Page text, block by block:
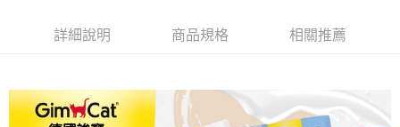
３．收到繳費通知簡訊後14天內，點擊此簡訊中的連結，可透過四大超商／
後付繳納相關費用。
※ 交易是否成功請以「AFTEE先享後付 」之結帳頁面顯示為準，若有關於
每筆NT$60，滿NT$999(含以上)免運費
付款後萊爾富取貨_限重10KG
詳細說明 商品規格 相關推薦